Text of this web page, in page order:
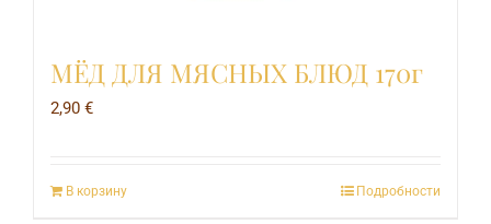
МЁД ДЛЯ МЯСНЫХ БЛЮД 170г
2,90 €
В корзину Подробности